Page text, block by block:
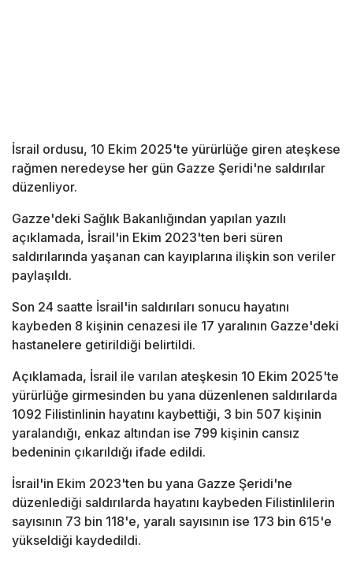
İsrail ordusu, 10 Ekim 2025'te yürürlüğe giren ateşkese
rağmen neredeyse her gün Gazze Şeridi'ne saldırılar
düzenliyor.
Gazze'deki Sağlık Bakanlığından yapılan yazılı
açıklamada, İsrail'in Ekim 2023'ten beri süren
saldırılarında yaşanan can kayıplarına ilişkin son veriler
paylaşıldı.
Son 24 saatte İsrail'in saldırıları sonucu hayatını
kaybeden 8 kişinin cenazesi ile 17 yaralının Gazze'deki
hastanelere getirildiği belirtildi.
Açıklamada, İsrail ile varılan ateşkesin 10 Ekim 2025'te
yürürlüğe girmesinden bu yana düzenlenen saldırılarda
1092 Filistinlinin hayatını kaybettiği, 3 bin 507 kişinin
yaralandığı, enkaz altından ise 799 kişinin cansız
bedeninin çıkarıldığı ifade edildi.
İsrail'in Ekim 2023'ten bu yana Gazze Şeridi'ne
düzenlediği saldırılarda hayatını kaybeden Filistinlilerin
sayısının 73 bin 118'e, yaralı sayısının ise 173 bin 615'e
yükseldiği kaydedildi.